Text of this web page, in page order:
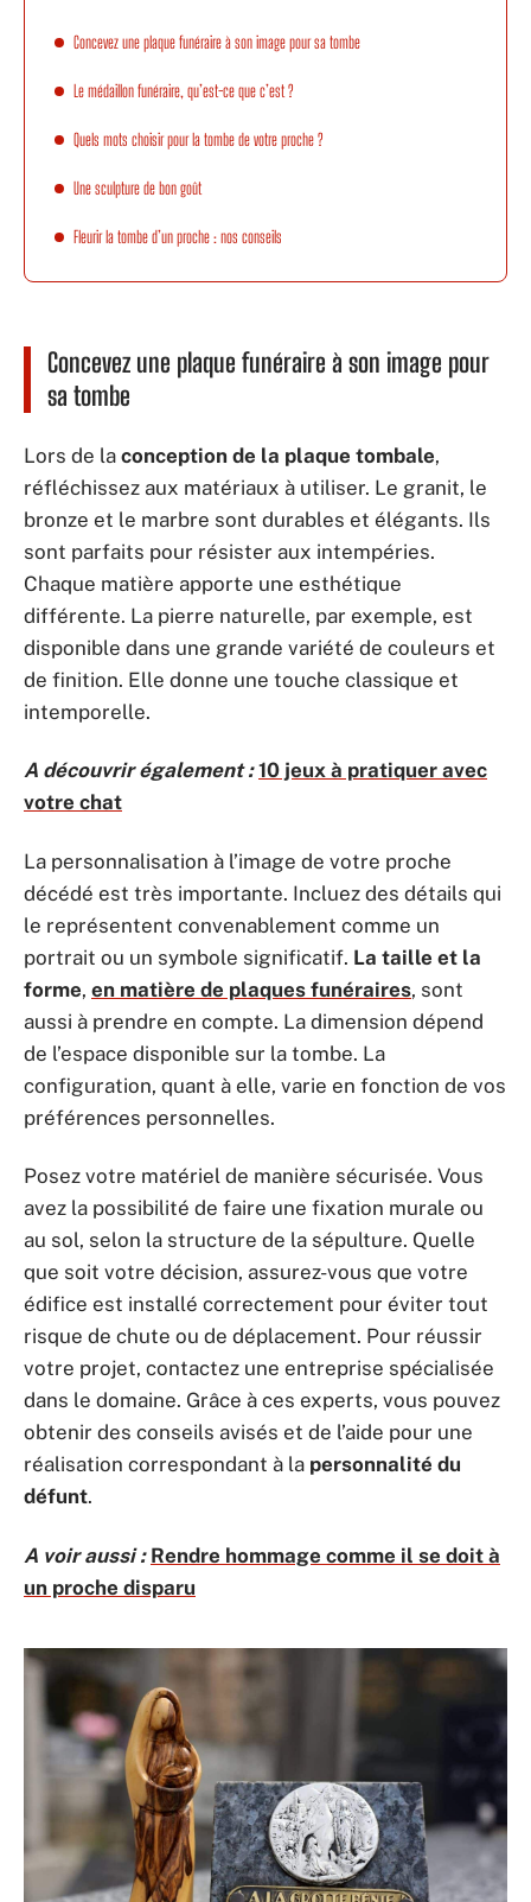
Concevez une plaque funéraire à son image pour sa tombe
Le médaillon funéraire, qu’est-ce que c’est ?
Quels mots choisir pour la tombe de votre proche ?
Une sculpture de bon goût
Fleurir la tombe d’un proche : nos conseils
Concevez une plaque funéraire à son image pour
sa tombe
Lors de la conception de la plaque tombale,
réfléchissez aux matériaux à utiliser. Le granit, le
bronze et le marbre sont durables et élégants. Ils
sont parfaits pour résister aux intempéries.
Chaque matière apporte une esthétique
différente. La pierre naturelle, par exemple, est
disponible dans une grande variété de couleurs et
de finition. Elle donne une touche classique et
intemporelle.
A découvrir également : 10 jeux à pratiquer avec
votre chat
La personnalisation à l’image de votre proche
décédé est très importante. Incluez des détails qui
le représentent convenablement comme un
portrait ou un symbole significatif. La taille et la
forme, en matière de plaques funéraires, sont
aussi à prendre en compte. La dimension dépend
de l’espace disponible sur la tombe. La
configuration, quant à elle, varie en fonction de vos
préférences personnelles.
Posez votre matériel de manière sécurisée. Vous
avez la possibilité de faire une fixation murale ou
au sol, selon la structure de la sépulture. Quelle
que soit votre décision, assurez-vous que votre
édifice est installé correctement pour éviter tout
risque de chute ou de déplacement. Pour réussir
votre projet, contactez une entreprise spécialisée
dans le domaine. Grâce à ces experts, vous pouvez
obtenir des conseils avisés et de l’aide pour une
réalisation correspondant à la personnalité du
défunt.
A voir aussi : Rendre hommage comme il se doit à
un proche disparu